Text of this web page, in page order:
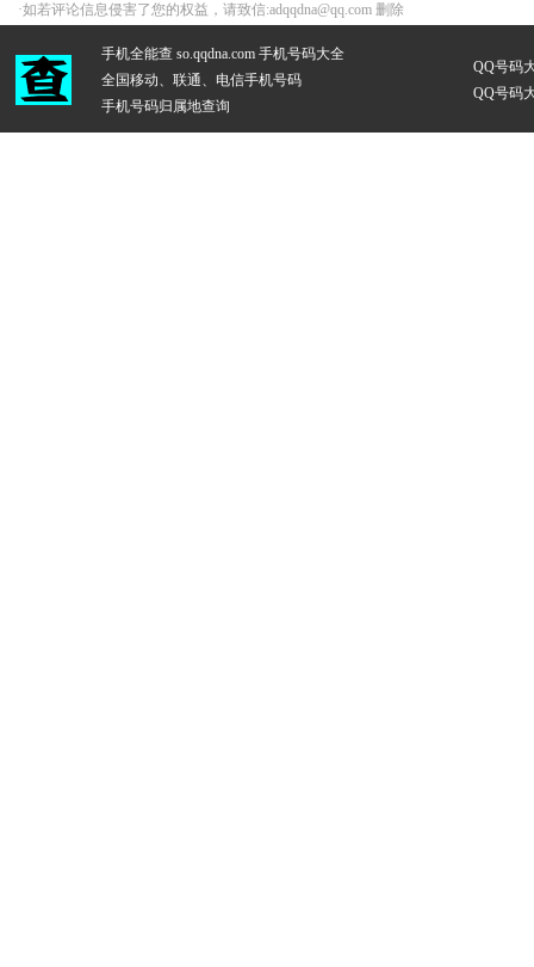
·如若评论信息侵害了您的权益，请致信:adqqdna@qq.com 删除
手机全能查 so.qqdna.com 手机号码大全
全国移动、联通、电信手机号码
手机号码归属地查询
QQ号码
QQ号码